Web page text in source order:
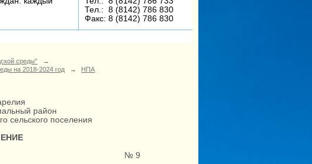
Тел.: 8 (8142) 786 830
Факс: 8 (8142) 786 830
среды"
→
на 2018-2024 год
→ НПА
район
сельского поселения
года № 9